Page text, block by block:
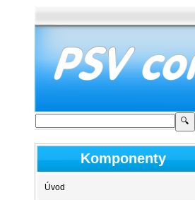
Komponenty
Úvod